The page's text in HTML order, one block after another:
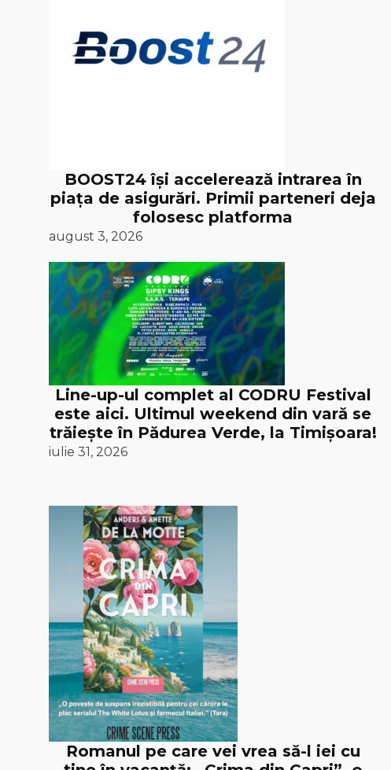
BOOST24 își accelerează intrarea în
piața de asigurări. Primii parteneri deja
folosesc platforma
august 3, 2026
Line-up-ul complet al CODRU Festival
este aici. Ultimul weekend din vară se
trăiește în Pădurea Verde, la Timișoara!
iulie 31, 2026
Romanul pe care vei vrea să-l iei cu